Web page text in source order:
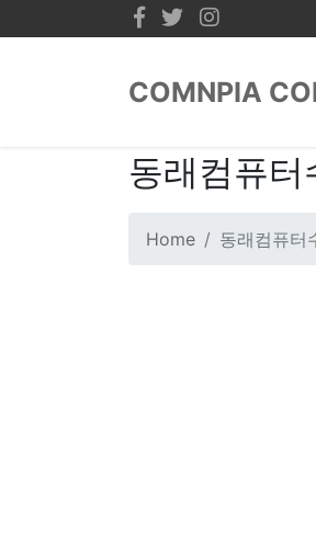
COMNPIA
동래컴퓨터
Home 동래컴퓨터